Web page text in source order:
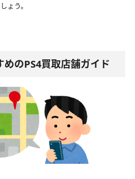
ょう。
のPS4買取店舗ガイド